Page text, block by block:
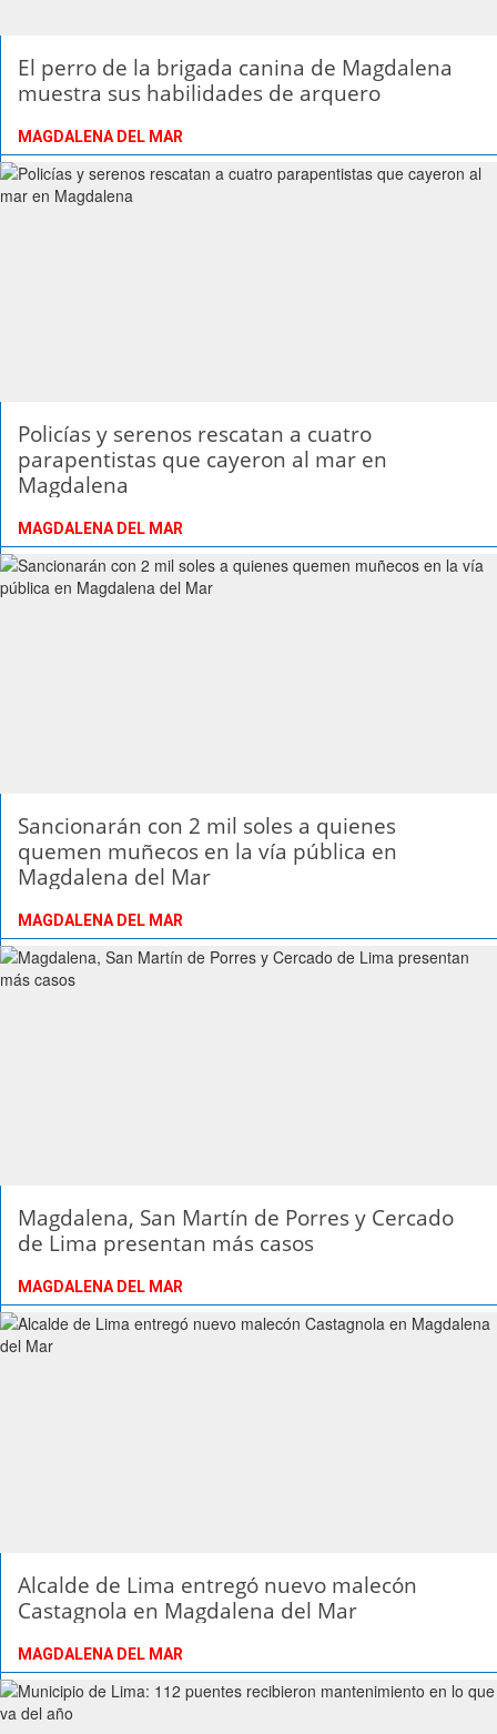
El perro de la brigada canina de Magdalena
muestra sus habilidades de arquero
MAGDALENA DEL MAR
Policías y serenos rescatan a cuatro
parapentistas que cayeron al mar en
Magdalena
MAGDALENA DEL MAR
Sancionarán con 2 mil soles a quienes
quemen muñecos en la vía pública en
Magdalena del Mar
MAGDALENA DEL MAR
Magdalena, San Martín de Porres y Cercado
de Lima presentan más casos
MAGDALENA DEL MAR
Alcalde de Lima entregó nuevo malecón
Castagnola en Magdalena del Mar
MAGDALENA DEL MAR